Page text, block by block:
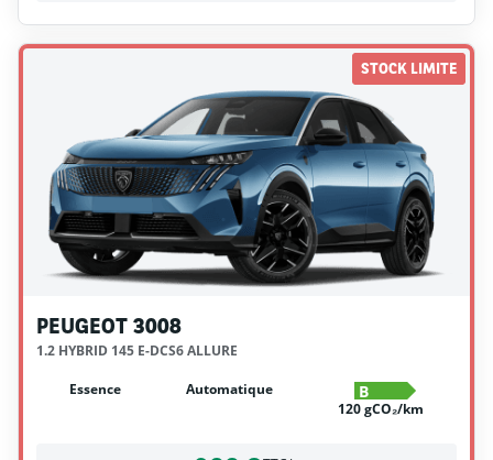
STOCK LIMITE
PEUGEOT 3008
1.2 HYBRID 145 E-DCS6 ALLURE
Essence Automatique B
120 gCO₂/km